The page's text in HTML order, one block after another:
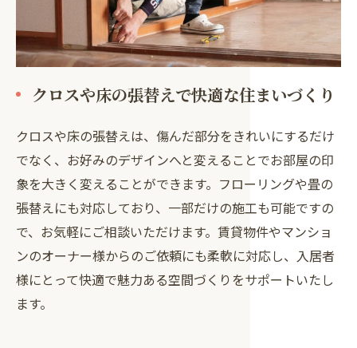
クロスや床の張替えで快適な住まいづくり
クロスや床の張替えは、傷んだ部分をきれいにするだけ
でなく、お好みのデザインへと変えることでお部屋の印
象を大きく変えることができます。フローリングや畳の
張替えにも対応しており、一部だけの施工も可能ですの
で、お気軽にご相談いただけます。賃貸物件やマンショ
ンのオーナー様からのご依頼にも柔軟に対応し、入居者
様にとって快適で魅力ある空間づくりをサポートいたし
ます。